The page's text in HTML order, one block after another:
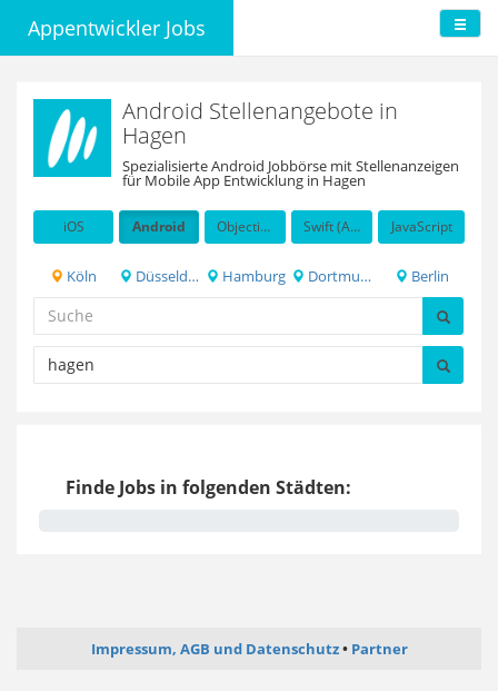
Appentwickler Jobs
Android Stellenangebote in
Hagen
Spezialisierte Android Jobbörse mit Stellenanzeigen
für Mobile App Entwicklung in Hagen
iOS Android Objective-C Swift (Apple programming language) JavaScript
Köln Düsseldorf Hamburg Dortmund Berlin
Finde Jobs in folgenden Städten:
Impressum, AGB und Datenschutz Partner